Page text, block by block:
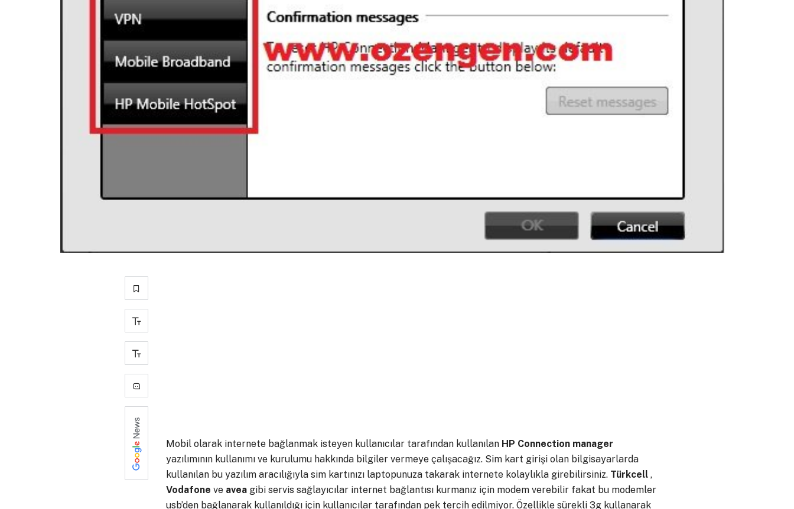
+
-
0
Mobil olarak internete bağlanmak isteyen kullanıcılar tarafından kullanılan HP Connection manager
yazılımının kullanımı ve kurulumu hakkında bilgiler vermeye çalışacağız. Sim kart girişi olan bilgisayarlarda
kullanılan bu yazılım aracılığıyla sim kartınızı laptopunuza takarak internete kolaylıkla girebilirsiniz. Türkcell,
Vodafone ve aveagibi servis sağlayıcılar internet bağlantısı kurmanız için modem verebilir fakat bu modemler
usb’den bağlanarak kullanıldığı için kullanıcılar tarafından pek tercih edilmiyor. Özellikle sürekli 3g kullanarak